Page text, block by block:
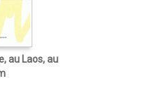
au Laos, au